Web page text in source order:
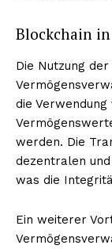
Blockchain
Die Nutzung
die
werden. Die
dezentralen
was die
Ein weiterer